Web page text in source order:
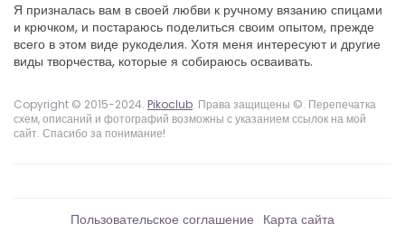
Я призналась вам в своей любви к ручному вязанию спицами
и крючком, и постараюсь поделиться своим опытом, прежде
всего в этом виде рукоделия. Хотя меня интересуют и другие
виды творчества, которые я собираюсь осваивать.
Copyright © 2015-2024. Pikoclub. Права защищены ©. Перепечатка
схем, описаний и фотографий возможны с указанием ссылок на мой
сайт. Спасибо за понимание!
Пользовательское соглашение Карта сайта